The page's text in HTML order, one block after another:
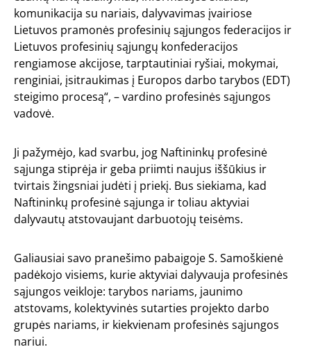
komunikacija su nariais, dalyvavimas įvairiose
Lietuvos pramonės profesinių sąjungos federacijos ir
Lietuvos profesinių sąjungų konfederacijos
rengiamose akcijose, tarptautiniai ryšiai, mokymai,
renginiai, įsitraukimas į Europos darbo tarybos (EDT)
steigimo procesą“, – vardino profesinės sąjungos
vadovė.
Ji pažymėjo, kad svarbu, jog Naftininkų profesinė
sąjunga stiprėja ir geba priimti naujus iššūkius ir
tvirtais žingsniai judėti į priekį. Bus siekiama, kad
Naftininkų profesinė sąjunga ir toliau aktyviai
dalyvautų atstovaujant darbuotojų teisėms.
Galiausiai savo pranešimo pabaigoje S. Samoškienė
padėkojo visiems, kurie aktyviai dalyvauja profesinės
sąjungos veikloje: tarybos nariams, jaunimo
atstovams, kolektyvinės sutarties projekto darbo
grupės nariams, ir kiekvienam profesinės sąjungos
nariui.